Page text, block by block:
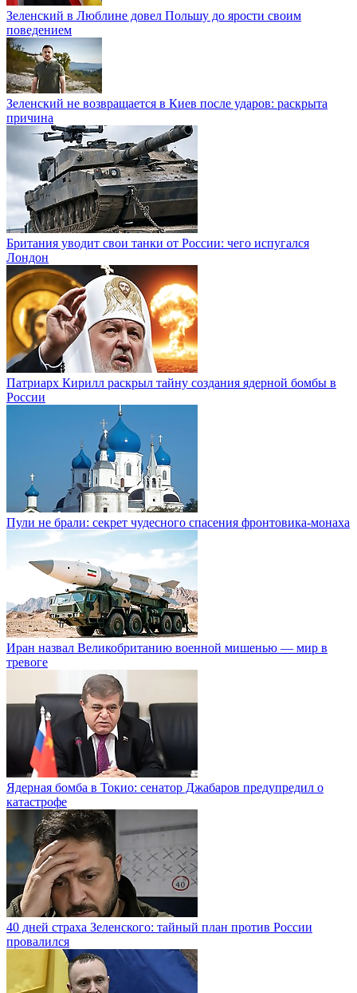
Зеленский в Люблине довел Польшу до ярости своим
поведением
Зеленский не возвращается в Киев после ударов: раскрыта
причина
Британия уводит свои танки от России: чего испугался
Лондон
Патриарх Кирилл раскрыл тайну создания ядерной бомбы в
России
Пули не брали: секрет чудесного спасения фронтовика-монаха
Иран назвал Великобританию военной мишенью — мир в
тревоге
Ядерная бомба в Токио: сенатор Джабаров предупредил о
катастрофе
40 дней страха Зеленского: тайный план против России
провалился